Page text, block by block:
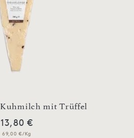
Kuhmilch mit Trüffel
13,80 €
69,00 €/Kg